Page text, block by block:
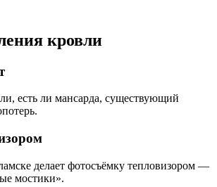
кровли
есть ли мансарда, существующий
делает фотосъёмку тепловизором —
мостики».